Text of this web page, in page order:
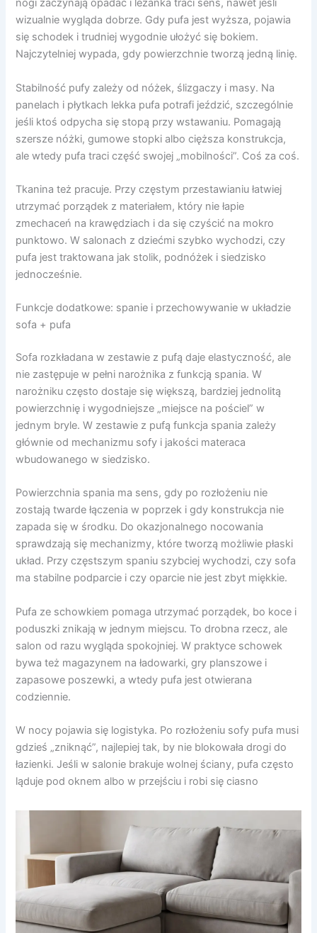
nogi zaczynają opadać i leżanka traci sens, nawet jeśli
wizualnie wygląda dobrze. Gdy pufa jest wyższa, pojawia
się schodek i trudniej wygodnie ułożyć się bokiem.
Najczytelniej wypada, gdy powierzchnie tworzą jedną linię.
Stabilność pufy zależy od nóżek, ślizgaczy i masy. Na
panelach i płytkach lekka pufa potrafi jeździć, szczególnie
jeśli ktoś odpycha się stopą przy wstawaniu. Pomagają
szersze nóżki, gumowe stopki albo cięższa konstrukcja,
ale wtedy pufa traci część swojej „mobilności”. Coś za coś.
Tkanina też pracuje. Przy częstym przestawianiu łatwiej
utrzymać porządek z materiałem, który nie łapie
zmechaceń na krawędziach i da się czyścić na mokro
punktowo. W salonach z dziećmi szybko wychodzi, czy
pufa jest traktowana jak stolik, podnóżek i siedzisko
jednocześnie.
Funkcje dodatkowe: spanie i przechowywanie w układzie
sofa + pufa
Sofa rozkładana w zestawie z pufą daje elastyczność, ale
nie zastępuje w pełni narożnika z funkcją spania. W
narożniku często dostaje się większą, bardziej jednolitą
powierzchnię i wygodniejsze „miejsce na pościel” w
jednym bryle. W zestawie z pufą funkcja spania zależy
głównie od mechanizmu sofy i jakości materaca
wbudowanego w siedzisko.
Powierzchnia spania ma sens, gdy po rozłożeniu nie
zostają twarde łączenia w poprzek i gdy konstrukcja nie
zapada się w środku. Do okazjonalnego nocowania
sprawdzają się mechanizmy, które tworzą możliwie płaski
układ. Przy częstszym spaniu szybciej wychodzi, czy sofa
ma stabilne podparcie i czy oparcie nie jest zbyt miękkie.
Pufa ze schowkiem pomaga utrzymać porządek, bo koce i
poduszki znikają w jednym miejscu. To drobna rzecz, ale
salon od razu wygląda spokojniej. W praktyce schowek
bywa też magazynem na ładowarki, gry planszowe i
zapasowe poszewki, a wtedy pufa jest otwierana
codziennie.
W nocy pojawia się logistyka. Po rozłożeniu sofy pufa musi
gdzieś „zniknąć”, najlepiej tak, by nie blokowała drogi do
łazienki. Jeśli w salonie brakuje wolnej ściany, pufa często
ląduje pod oknem albo w przejściu i robi się ciasno